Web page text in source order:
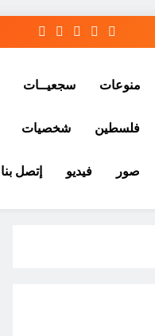
منوعات سجعيــات
فلسطين شخصيات
صور فيديو إتصل بنا